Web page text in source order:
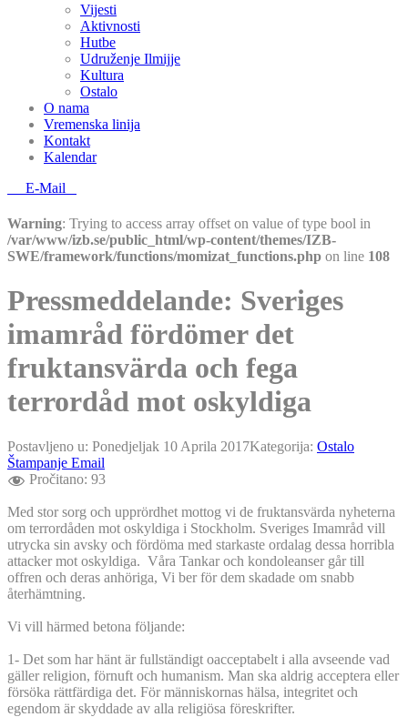
Vijesti
Aktivnosti
Hutbe
Udruženje Ilmijje
Kultura
Ostalo
O nama
Vremenska linija
Kontakt
Kalendar
E-Mail
Warning: Trying to access array offset on value of type bool in
/var/www/izb.se/public_html/wp-content/themes/IZB-
SWE/framework/functions/momizat_functions.php on line 108
Pressmeddelande: Sveriges
imamråd fördömer det
fruktansvärda och fega
terrordåd mot oskyldiga
Postavljeno u: Ponedjeljak 10 Aprila 2017Kategorija: Ostalo
Štampanje Email
Pročitano: 93
Med stor sorg och upprördhet mottog vi de fruktansvärda nyheterna
om terrordåden mot oskyldiga i Stockholm. Sveriges Imamråd vill
utrycka sin avsky och fördöma med starkaste ordalag dessa horribla
attacker mot oskyldiga. Våra Tankar och kondoleanser går till
offren och deras anhöriga, Vi ber för dem skadade om snabb
återhämtning.
Vi vill härmed betona följande:
1- Det som har hänt är fullständigt oacceptabelt i alla avseende vad
gäller religion, förnuft och humanism. Man ska aldrig acceptera eller
försöka rättfärdiga det. För människornas hälsa, integritet och
egendom är skyddade av alla religiösa föreskrifter.